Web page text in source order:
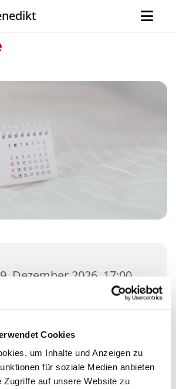
Cookies
um Inhalte und Anzeigen zu
für soziale Medien anbieten
Zugriffe auf unsere Website zu
Dezember 2026, 17:00
Mahlow